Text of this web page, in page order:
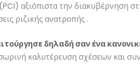
αξιόπιστα την διακυβέρνηση
ριζικής ανατροπής .
δηλαδή σαν ένα
καλυτέρευση σχέσεων και